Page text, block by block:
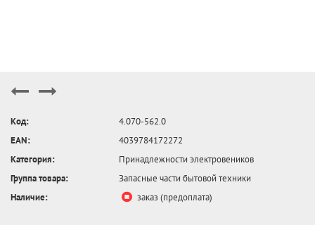
Код:
4.070-562.0
EAN:
4039784172272
Категория:
Принадлежности электровеников
Группа товара:
Запасные части бытовой техники
Наличие:
заказ (предоплата)